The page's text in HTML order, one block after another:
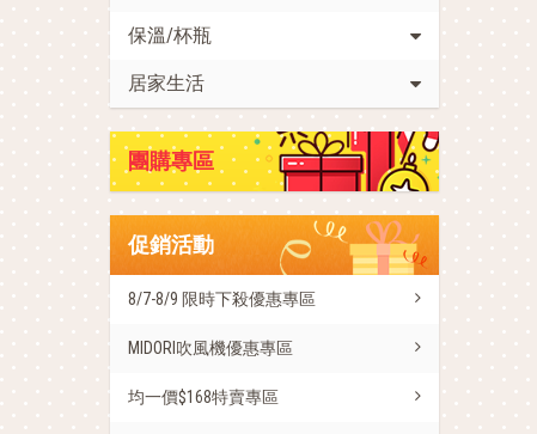
保溫/杯瓶
居家生活
團購專區
促銷活動
8/7-8/9 限時下殺優惠專區
MIDORI吹風機優惠專區
均一價$168特賣專區